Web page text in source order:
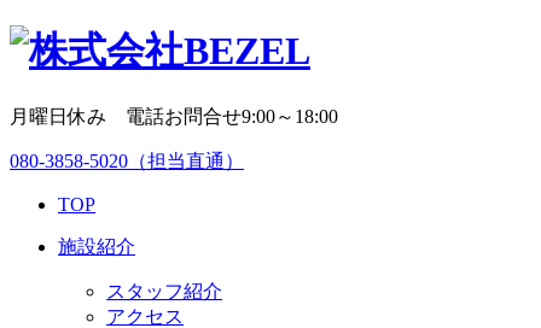
月曜日休み 電話お問合せ9:00～18:00
080-3858-5020 （担当直通）
TOP
施設紹介
スタッフ紹介
アクセス